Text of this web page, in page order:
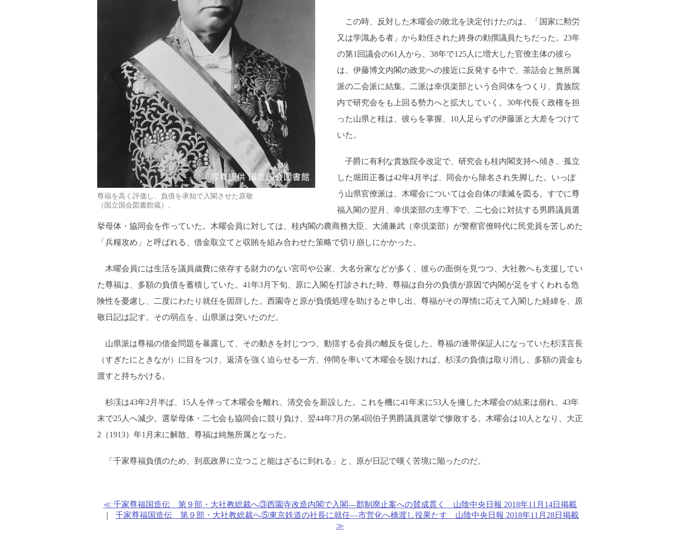
尊福を高く評価し、負債を承知で入閣させた原敬
（国立国会図書館蔵）。
この時、反対した木曜会の敗北を決定付けたのは、「国家に勲労
又は学識ある者」から勅任された終身の勅撰議員たちだった。23年
の第1回議会の61人から、38年で125人に増大した官僚主体の彼ら
は、伊藤博文内閣の政党への接近に反発する中で、茶話会と無所属
派の二会派に結集。二派は幸倶楽部という合同体をつくり、貴族院
内で研究会をも上回る勢力へと拡大していく。30年代長く政権を担
った山県と桂は、彼らを掌握、10人足らずの伊藤派と大差をつけて
いた。
子爵に有利な貴族院令改定で、研究会も桂内閣支持へ傾き、孤立
した堀田正養は42年4月半ば、同会から除名され失脚した。いっぽ
う山県官僚派は、木曜会については会自体の壊滅を図る。すでに尊
福入閣の翌月、幸倶楽部の主導下で、二七会に対抗する男爵議員選
挙母体・協同会を作っていた。木曜会員に対しては、桂内閣の農商務大臣、大浦兼武（幸倶楽部）が警察官僚時代に民党員を苦しめた
「兵糧攻め」と呼ばれる、借金取立てと収賄を組み合わせた策略で切り崩しにかかった。
木曜会員には生活を議員歳費に依存する財力のない宮司や公家、大名分家などが多く、彼らの面倒を見つつ、大社教へも支援してい
た尊福は、多額の負債を蓄積していた。41年3月下旬、原に入閣を打診された時、尊福は自分の負債が原因で内閣が足をすくわれる危
険性を憂慮し、二度にわたり就任を固辞した。西園寺と原が負債処理を助けると申し出、尊福がその厚情に応えて入閣した経緯を、原
敬日記は記す。その弱点を、山県派は突いたのだ。
山県派は尊福の借金問題を暴露して、その動きを封じつつ、動揺する会員の離反を促した。尊福の連帯保証人になっていた杉渓言長
（すぎたにときなが）に目をつけ、返済を強く迫らせる一方、仲間を率いて木曜会を脱ければ、杉渓の負債は取り消し、多額の資金も
渡すと持ちかける。
杉渓は43年2月半ば、15人を伴って木曜会を離れ、清交会を新設した。これを機に41年末に53人を擁した木曜会の結束は崩れ、43年
末で25人へ減少。選挙母体・二七会も協同会に競り負け、翌44年7月の第4回伯子男爵議員選挙で惨敗する。木曜会は10人となり、大正
2（1913）年1月末に解散、尊福は純無所属となった。
「千家尊福負債のため、到底政界に立つこと能はざるに到れる」と、原が日記で嘆く苦境に陥ったのだ。
≪ 千家尊福国造伝 第９部・大社教総裁へ③西園寺改造内閣で入閣―郡制廃止案への賛成貫く 山陰中央日報 2018年11月14日掲載
千家尊福国造伝 第９部・大社教総裁へ⑤東京鉄道の社長に就任―市営化へ橋渡し役果たす 山陰中央日報 2018年11月28日掲載
≫